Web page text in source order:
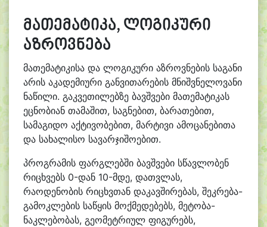
მათემატიკა, ლოგიკური
აზროვნება
მათემატიკისა და ლოგიკური აზროვნების საგანი
არის აკადემიური განვითარების მნიშვნელოვანი
ნაწილი. გაკვეთილებზე ბავშვები მათემატიკას
ეცნობიან თამაშით, საგნებით, ბარათებით,
სამაგიდო აქტივობებით, მარტივი ამოცანებითა
და სახალისო სავარჯიშოებით.
პროგრამის ფარგლებში ბავშვები სწავლობენ
რიცხვებს 0-დან 10-მდე, დათვლას,
რაოდენობის რიცხვთან დაკავშირებას, შეკრება-
გამოკლების საწყის მოქმედებებს, მეტობა-
ნაკლებობას, გეომეტრიულ ფიგურებს,